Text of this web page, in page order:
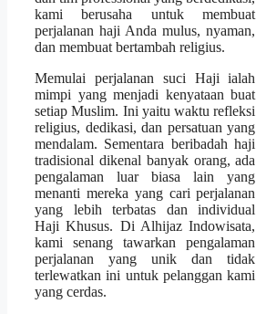
kami berusaha untuk membuat
perjalanan haji Anda mulus, nyaman,
dan membuat bertambah religius.
Memulai perjalanan suci Haji ialah
mimpi yang menjadi kenyataan buat
setiap Muslim. Ini yaitu waktu refleksi
religius, dedikasi, dan persatuan yang
mendalam. Sementara beribadah haji
tradisional dikenal banyak orang, ada
pengalaman luar biasa lain yang
menanti mereka yang cari perjalanan
yang lebih terbatas dan individual
Haji Khusus. Di Alhijaz Indowisata,
kami senang tawarkan pengalaman
perjalanan yang unik dan tidak
terlewatkan ini untuk pelanggan kami
yang cerdas.